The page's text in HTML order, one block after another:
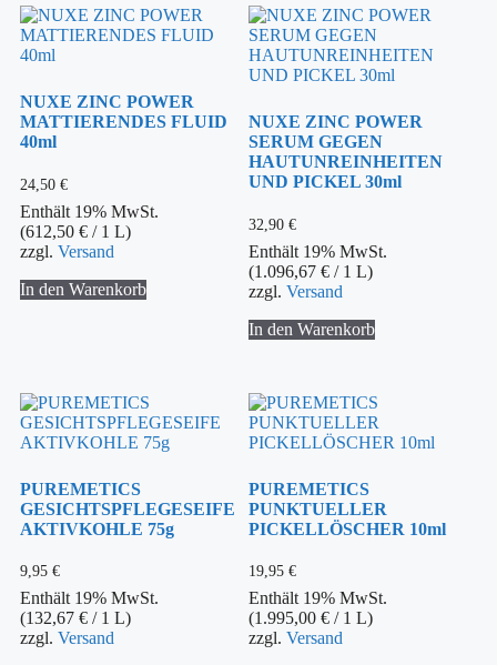
NUXE ZINC POWER
MATTIERENDES FLUID
40ml
24,50 €
Enthält 19% MwSt.
(612,50 € / 1 L)
zzgl. Versand
In den Warenkorb
NUXE ZINC POWER
SERUM GEGEN
HAUTUNREINHEITEN
UND PICKEL 30ml
32,90 €
Enthält 19% MwSt.
(1.096,67 € / 1 L)
zzgl. Versand
In den Warenkorb
PUREMETICS
GESICHTSPFLEGESEIFE
AKTIVKOHLE 75g
9,95 €
Enthält 19% MwSt.
(132,67 € / 1 L)
zzgl. Versand
PUREMETICS
PUNKTUELLER
PICKELLÖSCHER 10ml
19,95 €
Enthält 19% MwSt.
(1.995,00 € / 1 L)
zzgl. Versand